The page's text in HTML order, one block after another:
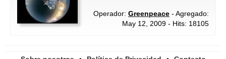
Operador: Greenpeace - Agregado:
May 12, 2009 - Hits: 18105